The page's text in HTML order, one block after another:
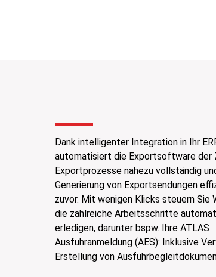
Dank intelligenter Integration in Ihr
automatisiert die Exportsoftware der
Exportprozesse nahezu vollständig
Generierung von Exportsendungen
zuvor. Mit wenigen Klicks steuern Sie
die zahlreiche Arbeitsschritte
erledigen, darunter bspw. Ihre ATLAS
Ausfuhranmeldung (AES): Inklusive
Erstellung von